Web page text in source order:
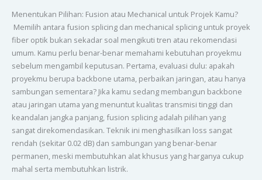
Menentukan Pilihan: Fusion atau Mechanical untuk Projek Kamu?
Memilih antara fusion splicing dan mechanical splicing untuk proyek
fiber optik bukan sekadar soal mengikuti tren atau rekomendasi
umum. Kamu perlu benar-benar memahami kebutuhan proyekmu
sebelum mengambil keputusan. Pertama, evaluasi dulu: apakah
proyekmu berupa backbone utama, perbaikan jaringan, atau hanya
sambungan sementara? Jika kamu sedang membangun backbone
atau jaringan utama yang menuntut kualitas transmisi tinggi dan
keandalan jangka panjang, fusion splicing adalah pilihan yang
sangat direkomendasikan. Teknik ini menghasilkan loss sangat
rendah (sekitar 0.02 dB) dan sambungan yang benar-benar
permanen, meski membutuhkan alat khusus yang harganya cukup
mahal serta membutuhkan listrik.